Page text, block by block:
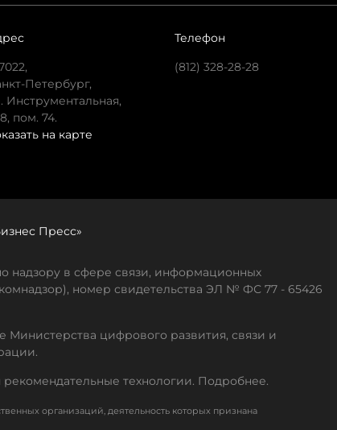
Петербург,
Инструментальная,
пом. 74.
на карте
Телефон
(812) 328-28-28
Пресс»
надзору в сфере связи, информационных
номер свидетельства ЭЛ № ФС 77 - 65426
цифрового развития, связи и
технологии. Подробнее.
организаций, деятельность которых признана